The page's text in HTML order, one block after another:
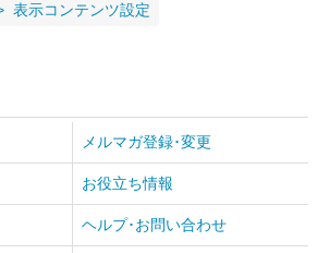
表示コンテンツ設定
メルマガ登録･変更
お役立ち情報
ヘルプ･お問い合わせ